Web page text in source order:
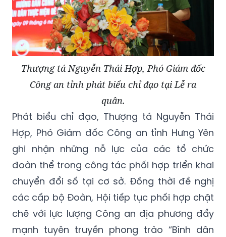
Thượng tá Nguyễn Thái Hợp, Phó Giám đốc
Công an tỉnh phát biểu chỉ đạo tại Lễ ra
quân.
Phát biểu chỉ đạo, Thượng tá Nguyễn Thái
Hợp, Phó Giám đốc Công an tỉnh Hưng Yên
ghi nhận những nỗ lực của các tổ chức
đoàn thể trong công tác phối hợp triển khai
chuyển đổi số tại cơ sở. Đồng thời đề nghị
các cấp bộ Đoàn, Hội tiếp tục phối hợp chặt
chẽ với lực lượng Công an địa phương đẩy
mạnh tuyên truyền phong trào “Bình dân